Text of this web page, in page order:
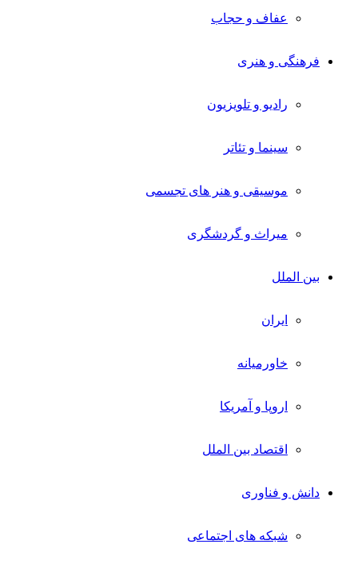
عفاف و حجاب
فرهنگی و هنری
رادیو و تلویزیون
سینما و تئاتر
موسیقی و هنر های تجسمی
میراث و گردشگری
بین الملل
ایران
خاورمیانه
اروپا و آمریکا
اقتصاد بین الملل
دانش و فناوری
شبکه های اجتماعی